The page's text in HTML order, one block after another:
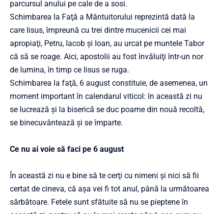
parcursul anului pe cale de a sosi.
Schimbarea la Faţă a Mântuitorului reprezintă dată la
care Iisus, împreună cu trei dintre mucenicii cei mai
apropiaţi, Petru, Iacob şi Ioan, au urcat pe muntele Tabor
că să se roage. Aici, apostolii au fost învăluiţi într-un nor
de lumina, în timp ce Iisus se ruga.
Schimbarea la faţă, 6 august constituie, de asemenea, un
moment important în calendarul viticol: în această zi nu
se lucrează şi la biserică se duc poame din nouă recoltă,
se binecuvântează şi se împarte.
Ce nu ai voie să faci pe 6 august
În această zi nu e bine să te cerţi cu nimeni şi nici să fii
certat de cineva, că aşa vei fi tot anul, până la următoarea
sărbătoare. Fetele sunt sfătuite să nu se pieptene în